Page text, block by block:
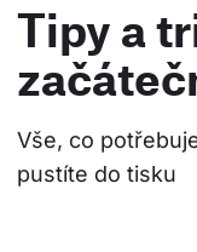
Tipy a
Vše, co
pustíte do tisku